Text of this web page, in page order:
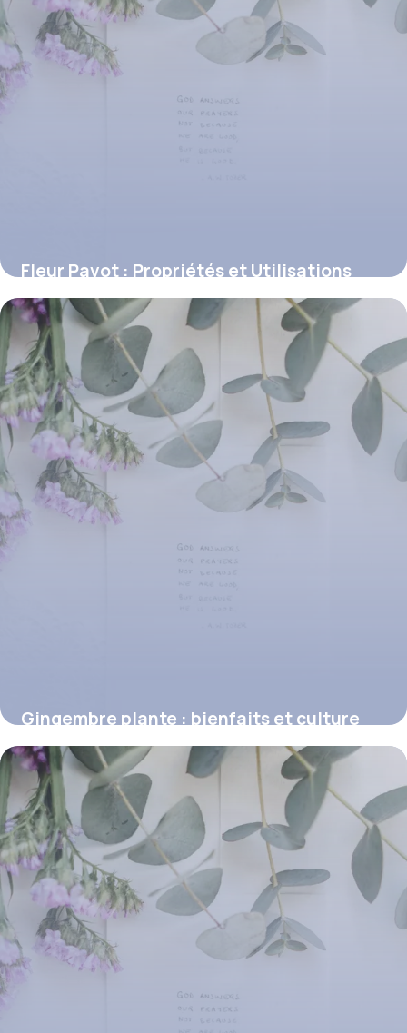
Fleur Pavot : Propriétés et Utilisations
Santé
10 juillet 2026
Gingembre plante : bienfaits et culture
2026
9 juillet 2026